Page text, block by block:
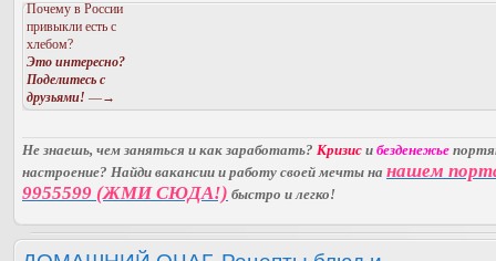
Почему в России
привыкли есть с
хлебом?
Это интересно?
Поделитесь с
друзьями! —→
Не знаешь, чем заняться и как заработать? Кризис и безденежье
настроение? Найди вакансии и работу своей мечты на нашем
9955599 (ЖМИ СЮДА!) быстро и легко!